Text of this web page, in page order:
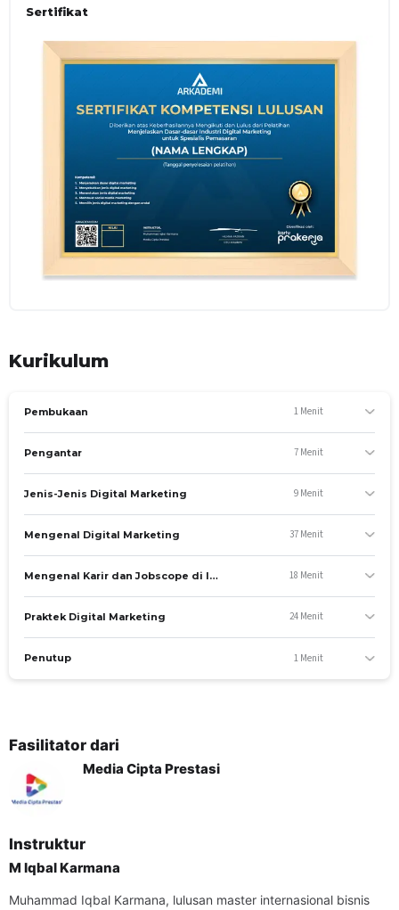
Peserta mampu menjelaskan dasar-dasar digital marketing
TUJUAN KHUSUS
Menjelaskan dasar digital marketing
Menyebutkan jenis digital marketing
Menentukan jenis digital marketing
Membuat social media marketing
Memilih jenis digital marketing dengan andal
ASPEK KOMPETENSI
A. Pengetahuan
Kompetensi yang dinilai
Menjelaskan dasar digital marketing
Materi yang diajar
Pengantar
Kompetensi yang dinilai
Materi yang diajar
Praktek Digital Marketing
Mengenal Digital Marketing
C. Sikap
Kompetensi yang dinilai
Memilih jenis digital marketing
Materi yang diajar
Setiap Senin, Jam 09.00 – 10.00 WIB (
tautan sesi konsultasi tersedia di dalam kelas
Pelatihan ini dapat diikuti oleh peserta Mahasiswa
khususnya jurusan Ekonomika dan Bisnis, pekerja dalam
bidang sales dan marketing, pemilik UMKM, ataupun
golongan umum yang memiliki keinginan untuk belajar digital
Sertifikat
Kurikulum
Pembukaan 1 Menit
Pengantar 7 Menit
Jenis-Jenis Digital Marketing 9 Menit
Mengenal Digital Marketing 37 Menit
Mengenal Karir dan Jobscope di Industri Digital Marketing 18 Menit
Praktek Digital Marketing 24 Menit
Penutup 1 Menit
Fasilitator dari
Media Cipta Prestasi
Instruktur
M Iqbal Karmana
Muhammad Iqbal Karmana, lulusan master internasional bisnis